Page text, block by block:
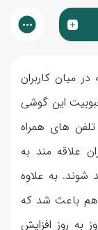
میان کاربران
این گوشی
های همراه
علاقه مند به
شوند. به علاوه
باعث شد که
به روز افزایش